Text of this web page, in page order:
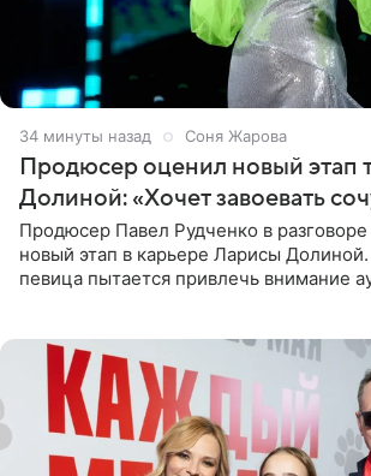
34 минуты назад Соня Жарова
Продюсер оценил новый этап
Долиной: «Хочет завоевать
Продюсер Павел Рудченко в
новый этап в карьере Ларисы
певица пытается привлечь внимание